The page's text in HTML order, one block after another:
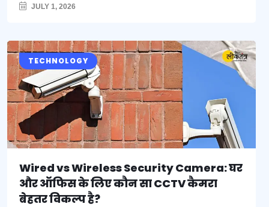
JULY 1, 2026
TECHNOLOGY
Wired vs Wireless Security Camera: घर
और ऑफिस के लिए कौन सा CCTV कैमरा
बेहतर विकल्प है?